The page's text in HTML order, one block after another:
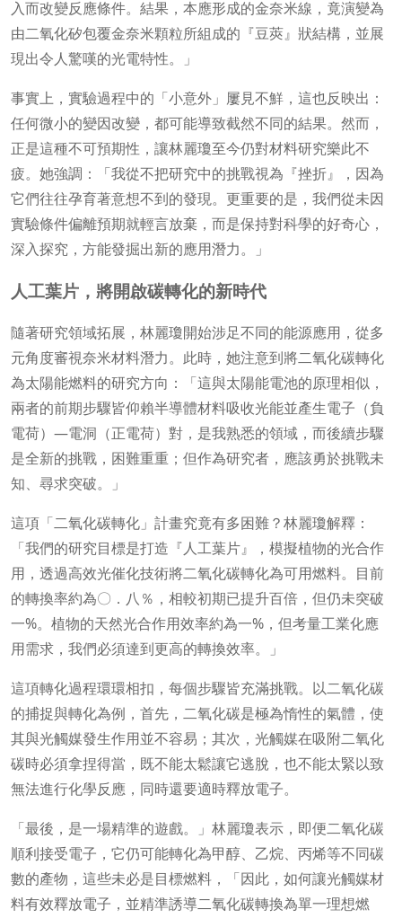
入而改變反應條件。結果，本應形成的金奈米線，竟演變為
由二氧化矽包覆金奈米顆粒所組成的『豆莢』狀結構，並展
現出令人驚嘆的光電特性。」
事實上，實驗過程中的「小意外」屢見不鮮，這也反映出：
任何微小的變因改變，都可能導致截然不同的結果。然而，
正是這種不可預期性，讓林麗瓊至今仍對材料研究樂此不
疲。她強調：「我從不把研究中的挑戰視為『挫折』，因為
它們往往孕育著意想不到的發現。更重要的是，我們從未因
實驗條件偏離預期就輕言放棄，而是保持對科學的好奇心，
深入探究，方能發掘出新的應用潛力。」
人工葉片，將開啟碳轉化的新時代
隨著研究領域拓展，林麗瓊開始涉足不同的能源應用，從多
元角度審視奈米材料潛力。此時，她注意到將二氧化碳轉化
為太陽能燃料的研究方向：「這與太陽能電池的原理相似，
兩者的前期步驟皆仰賴半導體材料吸收光能並產生電子（負
電荷）—電洞（正電荷）對，是我熟悉的領域，而後續步驟
是全新的挑戰，困難重重；但作為研究者，應該勇於挑戰未
知、尋求突破。」
這項「二氧化碳轉化」計畫究竟有多困難？林麗瓊解釋：
「我們的研究目標是打造『人工葉片』，模擬植物的光合作
用，透過高效光催化技術將二氧化碳轉化為可用燃料。目前
的轉換率約為〇．八％，相較初期已提升百倍，但仍未突破
一%。植物的天然光合作用效率約為一%，但考量工業化應
用需求，我們必須達到更高的轉換效率。」
這項轉化過程環環相扣，每個步驟皆充滿挑戰。以二氧化碳
的捕捉與轉化為例，首先，二氧化碳是極為惰性的氣體，使
其與光觸媒發生作用並不容易；其次，光觸媒在吸附二氧化
碳時必須拿捏得當，既不能太鬆讓它逃脫，也不能太緊以致
無法進行化學反應，同時還要適時釋放電子。
「最後，是一場精準的遊戲。」林麗瓊表示，即便二氧化碳
順利接受電子，它仍可能轉化為甲醇、乙烷、丙烯等不同碳
數的產物，這些未必是目標燃料，「因此，如何讓光觸媒材
料有效釋放電子，並精準誘導二氧化碳轉換為單一理想燃